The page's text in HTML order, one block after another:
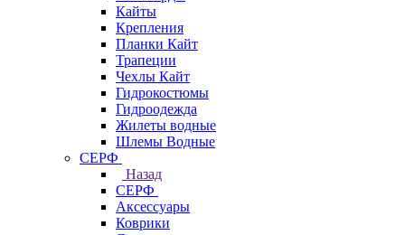
Кайты
Крепления
Планки Кайт
Трапеции
Чехлы Кайт
Гидрокостюмы
Гидроодежда
Жилеты водные
Шлемы Водные
СЕРФ
Назад
СЕРФ
Аксессуары
Коврики